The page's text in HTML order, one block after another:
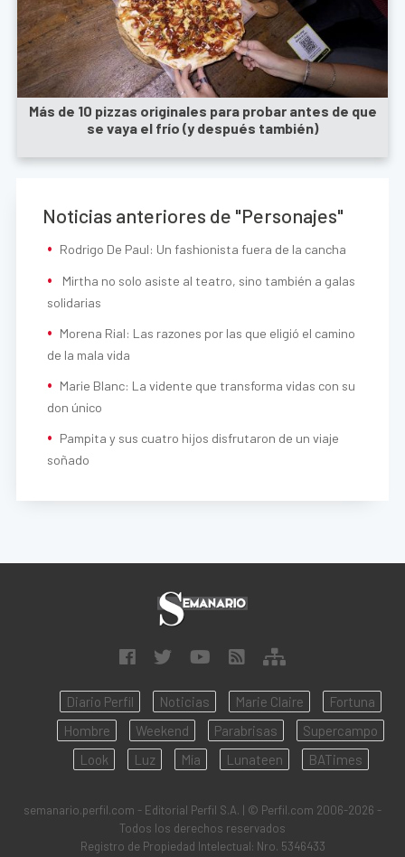
Más de 10 pizzas originales para probar antes de que
se vaya el frío (y después también)
Noticias anteriores de "Personajes"
Rodrigo De Paul: Un fashionista fuera de la cancha
Mirtha no solo asiste al teatro, sino también a galas
solidarias
Morena Rial: Las razones por las que eligió el camino
de la mala vida
Marie Blanc: La vidente que transforma vidas con su
don único
Pampita y sus cuatro hijos disfrutaron de un viaje
soñado
Diario Perfil Noticias Marie Claire
Fortuna
Hombre
Weekend Parabrisas
Supercampo
Look
Luz Mía Lunateen BATimes
semanario.perfil.com - Editorial Perfil S.A. | © Perfil.com 2006-2026 -
Todos los derechos reservados
Registro de Propiedad Intelectual: Nro. 5346433